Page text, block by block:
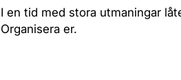
I en tid med stora utmaningar
Organisera er.